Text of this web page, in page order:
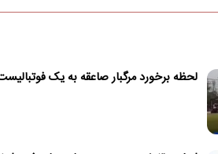
لحظه برخورد مرگبار صاعقه به یک